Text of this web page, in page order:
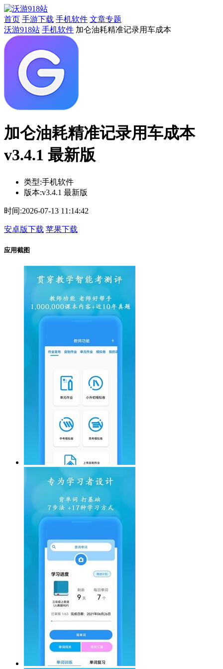
首页 手游下载 手机软件 文章专题
沃游918站 手机软件 加仑油耗精准记录用车成本
加仑油耗精准记录用车成本
v3.4.1 最新版
类型:手机软件
版本:v3.4.1 最新版
时间:2026-07-13 11:14:42
安卓版下载 苹果下载
应用截图